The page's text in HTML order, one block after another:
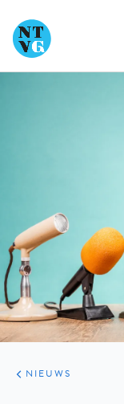
ARTIKELEN
HET
KORT
NIEUWS